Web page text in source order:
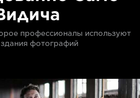
профессионалы используют
фотографий